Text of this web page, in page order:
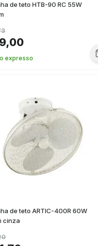
de teto HTB-90 RC 55W
expresso
de teto ARTIC-400R 60W
cinza